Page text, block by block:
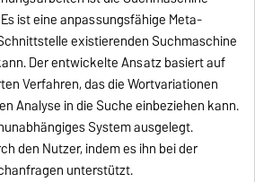
ist eine anpassungsfähige Meta-
existierenden Suchmaschine
Der entwickelte Ansatz basiert auf
Verfahren, das die Wortvariationen
Analyse in die Suche einbeziehen kann.
System ausgelegt.
den Nutzer, indem es ihn bei der
unterstützt.